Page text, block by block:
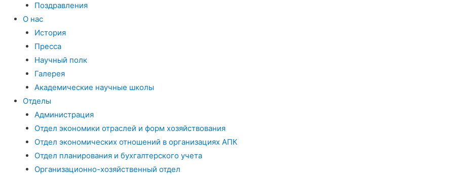
Поздравления
О нас
История
Пресса
Научный полк
Галерея
Академические научные школы
Отделы
Администрация
Отдел экономики отраслей и форм хозяйствования
Отдел экономических отношений в организациях АПК
Отдел планирования и бухгалтерского учета
Организационно-хозяйственный отдел